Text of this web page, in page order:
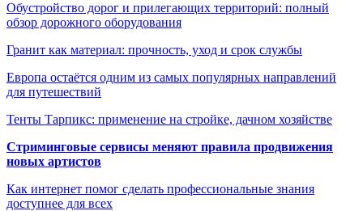
Обустройство дорог и прилегающих территорий: полный
обзор дорожного оборудования
Гранит как материал: прочность, уход и срок службы
Европа остаётся одним из самых популярных направлений
для путешествий
Тенты Тарпикс: применение на стройке, дачном хозяйстве
Стриминговые сервисы меняют правила продвижения
новых артистов
Как интернет помог сделать профессиональные знания
доступнее для всех